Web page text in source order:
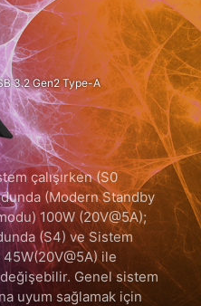
3.2 Gen2 Type-A
çalışırken (S0
(Modern Standby
100W (20V@5A);
(S4) ve Sistem
ile
değişebilir. Genel sistem
uyum sağlamak için